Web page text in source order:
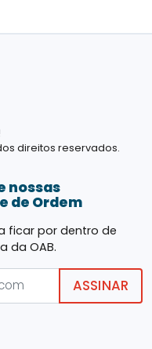
direitos reservados.
nossas
de Ordem
ficar por dentro de
da OAB.
ASSINAR